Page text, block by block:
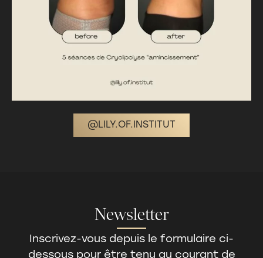
@LILY.OF.INSTITUT
Newsletter
Inscrivez-vous depuis le formulaire ci-
dessous pour être tenu au courant de